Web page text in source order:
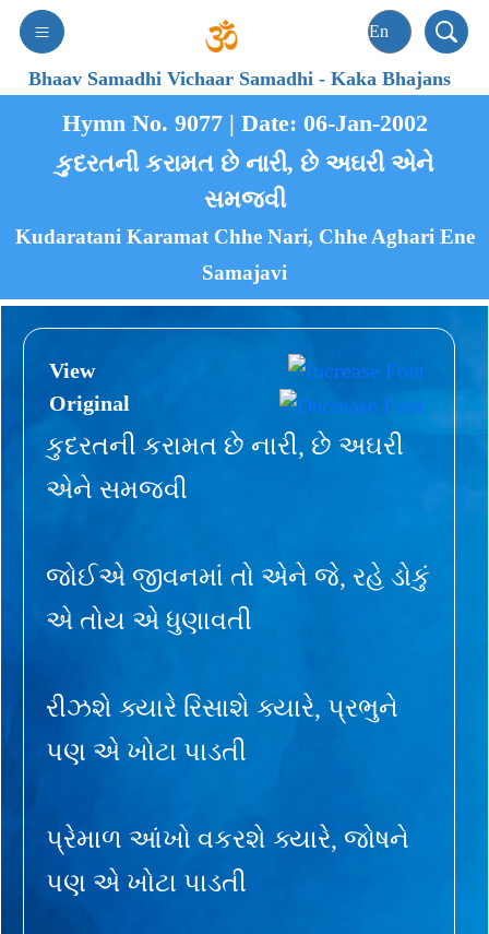
Bhaav Samadhi Vichaar Samadhi-Kaka Bhajans
Hymn No. 9077 | Date: 06-Jan-2002
કુદરતની કરામત છે નારી, છે અઘરી એને
સમજવી
Kudaratani Karamat Chhe Nari, Chhe Aghari Ene
Samajavi
View
Original
કુદરતની કરામત છે નારી, છે અઘરી
એને સમજવી
જોઈએ જીવનમાં તો એને જે, રહે ડોકું
એ તોય એ ધુણાવતી
રીઝશે ક્યારે રિસાશે ક્યારે, પ્રભુને
પણ એ ખોટા પાડતી
પ્રેમાળ આંખો વકરશે ક્યારે, જોષને
પણ એ ખોટા પાડતી